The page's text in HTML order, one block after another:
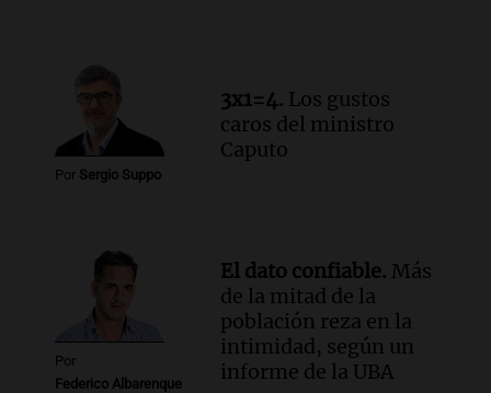
Por Sergio Suppo
3x1=4. Los gustos
caros del ministro
Caputo
Por
Federico Albarenque
El dato confiable. Más
de la mitad de la
población reza en la
intimidad, según un
informe de la UBA